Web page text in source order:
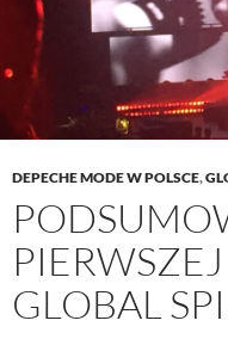
DEPECHE MODE W POLSCE,
GLOBAL